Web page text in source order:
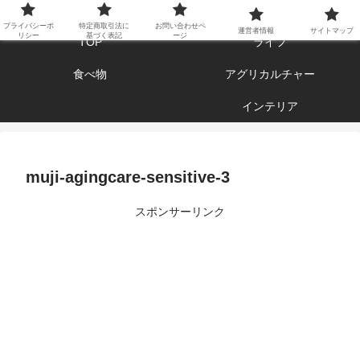
エンジョイ ブログライフ
TOP ライフ
食べ物 アグリカルチャー
インテリア
muji-agingcare-sensitive-3
スポンサーリンク
プライバシーポ
リシー
特定商取引法に
基づく表記
お問い合わせペ
ージ
運営者情報 サイトマップ